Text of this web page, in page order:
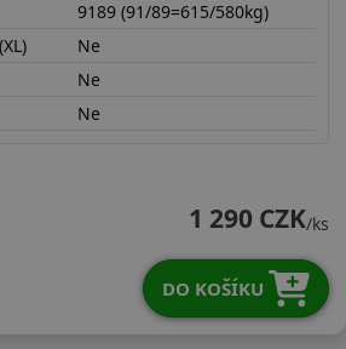
9189 (91/89=615/580kg)
Ne
Ne
Ne
1 290 CZK/ks
DO KOŠÍKU